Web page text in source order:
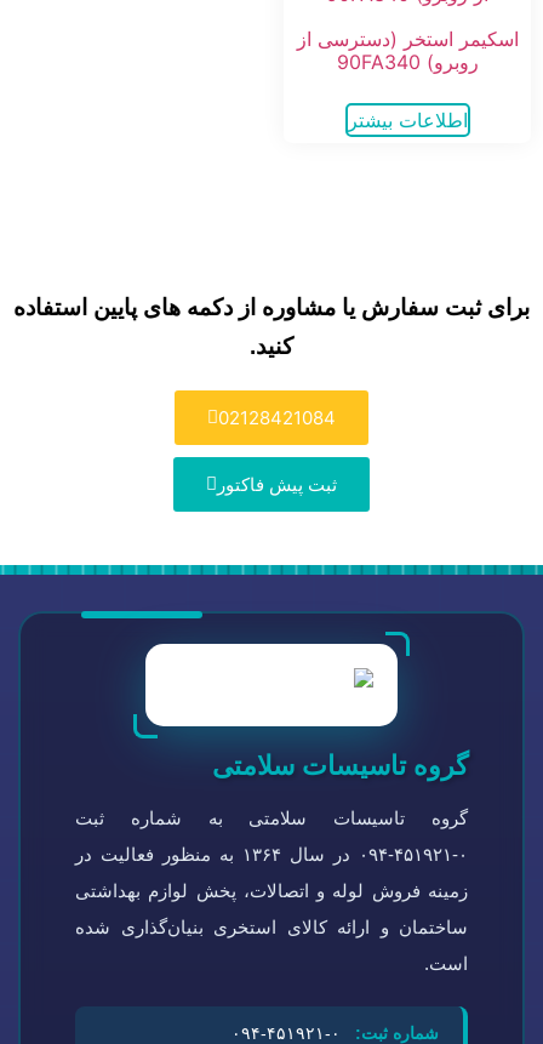
اسکیمر استخر (دسترسی از
روبرو) 90FA340
اطلاعات بیشتر
برای ثبت سفارش یا مشاوره از دکمه های پایین استفاده
کنید.
02128421084
ثبت پیش فاکتور
گروه تاسیسات سلامتی
گروه تاسیسات سلامتی به شماره ثبت
۰-۴۵۱۹۲۱-۰۹۴ در سال ۱۳۶۴ به منظور فعالیت در
زمینه فروش لوله و اتصالات، پخش لوازم بهداشتی
ساختمان و ارائه کالای استخری بنیان‌گذاری شده
است.
شماره ثبت: